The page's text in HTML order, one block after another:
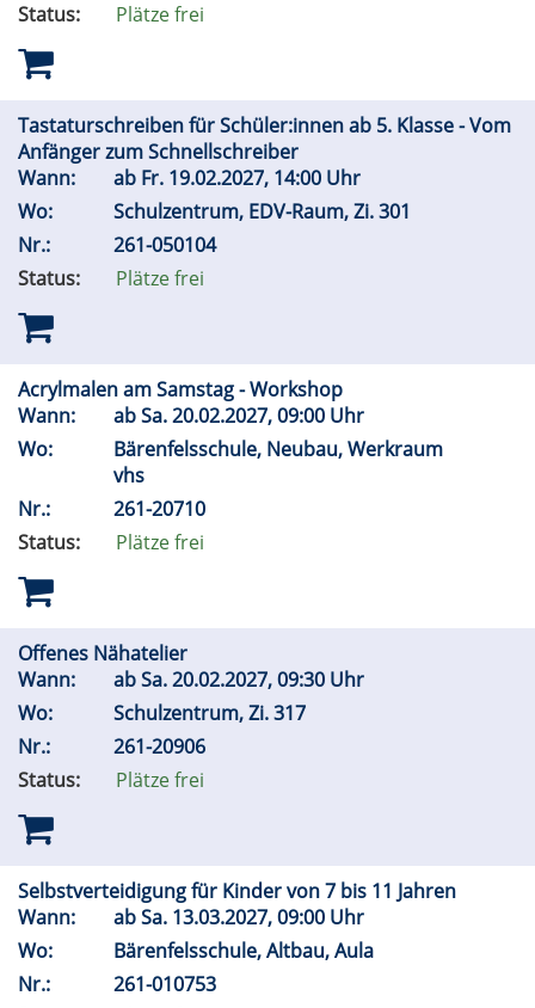
Status:
Plätze frei
Tastaturschreiben für Schüler:innen ab 5. Klasse - Vom
Anfänger zum Schnellschreiber
Wann:
ab Fr. 19.02.2027, 14:00 Uhr
Wo:
Schulzentrum, EDV-Raum, Zi. 301
Nr.:
261-050104
Status:
Plätze frei
Acrylmalen am Samstag - Workshop
Wann:
abSa.20.02.2027, 09:00 Uhr
Wo:
Bärenfelsschule, Neubau, Werkraum
vhs
Nr.:
261-20710
Status:
Plätze frei
Offenes Nähatelier
Wann:
abSa.20.02.2027, 09:30 Uhr
Wo:
Schulzentrum, Zi. 317
Nr.:
261-20906
Status:
Plätze frei
Selbstverteidigung für Kinder von 7 bis 11 Jahren
Wann:
abSa. 13.03.2027, 09:00 Uhr
Wo:
Bärenfelsschule, Altbau, Aula
Nr.:
261-010753